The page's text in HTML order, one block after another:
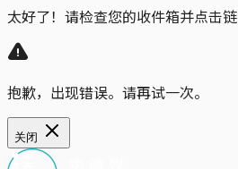
太好了！请检查您的收件箱并点击链
抱歉，出现错误。请再试一次。
关闭